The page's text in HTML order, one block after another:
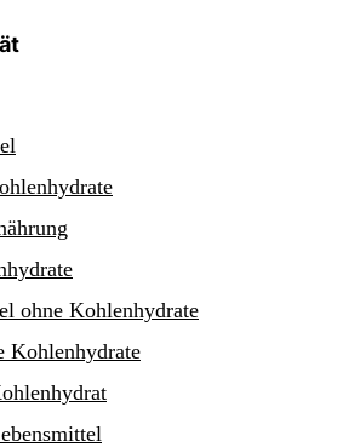
ohne Kohlenhydrate
Kohlenhydrate